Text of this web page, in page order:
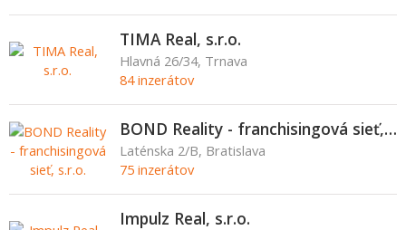
TIMA Real, s.r.o.
Hlavná 26/34, Trnava
84 inzerátov
BOND Reality - franchisingová sieť, s.r.o.
Laténska 2/B, Bratislava
75 inzerátov
Impulz Real, s.r.o.